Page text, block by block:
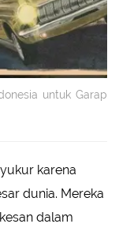
untuk Garap
karena
dunia. Mereka
dalam